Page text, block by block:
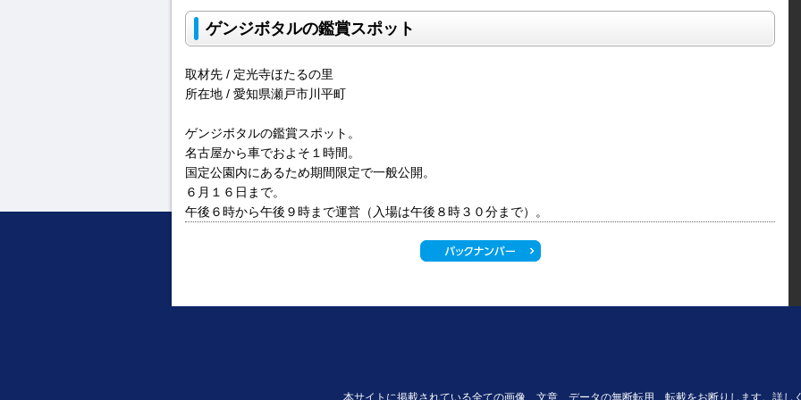
ゲンジボタルの鑑賞スポット
取材先 / 定光寺ほたるの里
所在地 / 愛知県瀬戸市川平町
ゲンジボタルの鑑賞スポット。
名古屋から車でおよそ１時間。
国定公園内にあるため期間限定で一般公開。
６月１６日まで。
午後６時から午後９時まで運営（入場は午後８時３０分まで）。
本サイトに掲載されている全ての画像、文章、データの無断転用、転載をお断りします。詳し